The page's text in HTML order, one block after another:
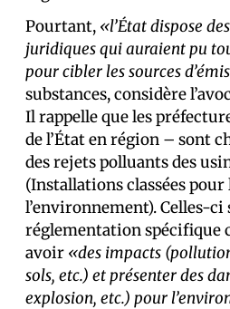
Pourtant, «l’État dispose
juridiques qui auraient pu
pour cibler les sources
substances, considère
Il rappelle que les
de l’État en région – sont
des rejets polluants des
(Installations classées
l’environnement). Celles-ci
réglementation spécifique
avoir «des impacts
sols, etc.) et présenter des
explosion, etc.) pour